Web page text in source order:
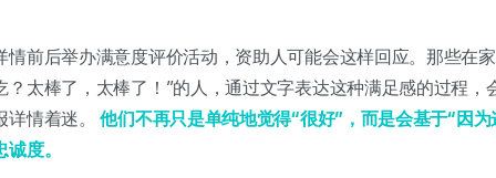
情前后举办满意度评价活动，资助人可能会这样回应。那些在
？太棒了，太棒了！”的人，通过文字表达这种满足感的过程，
详情着迷。他们不再只是单纯地觉得“很好”，而是会基于“因
度。